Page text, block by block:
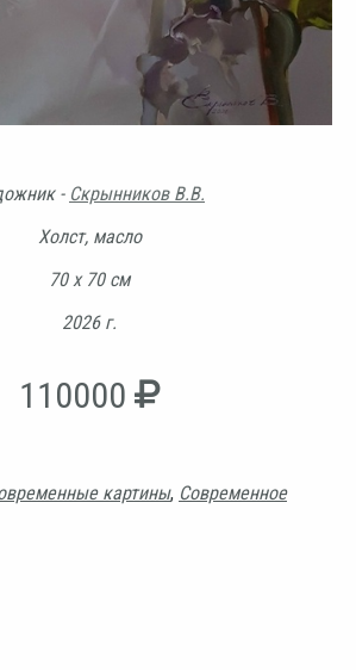
- Скрынников В.В.
Холст, масло
70 х 70 см
2026 г.
110000
картины, Современное